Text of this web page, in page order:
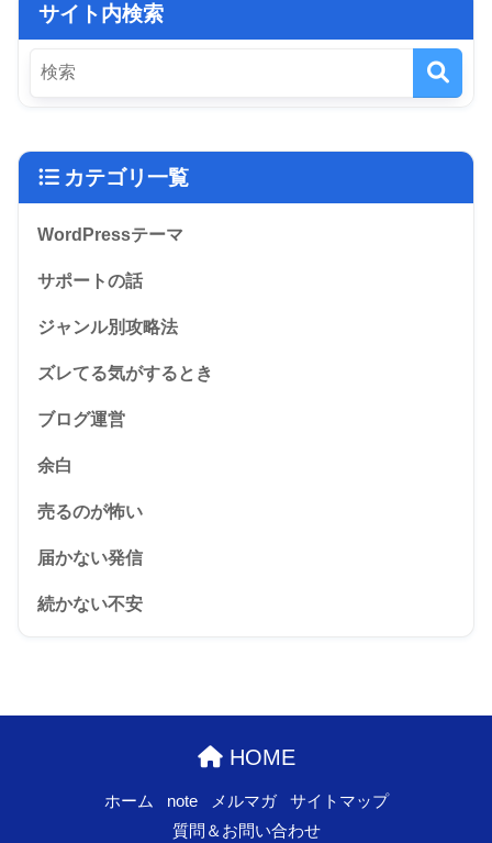
サイト内検索
カテゴリ一覧
WordPressテーマ
サポートの話
ジャンル別攻略法
ズレてる気がするとき
ブログ運営
余白
売るのが怖い
届かない発信
続かない不安
HOME
ホーム note メルマガ
サイトマップ
質問＆お問い合わせ